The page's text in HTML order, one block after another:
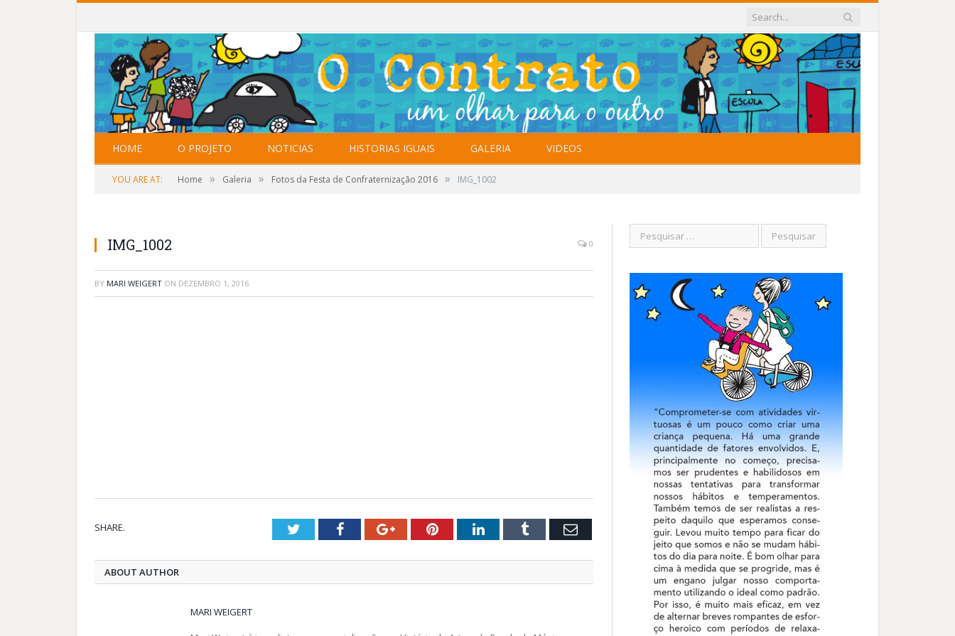
HOME O PROJETO NOTICIAS HISTORIAS IGUAIS GALERIA VIDEOS
YOU ARE AT: Home » Galeria » Fotos da Festa de Confraternização 2016 » IMG_1002
IMG_1002 0
BY MARI WEIGERT ON DEZEMBRO 1, 2016
SHARE. TwitterFacebookGoogle+PinterestLinkedInTumblr Email
ABOUT AUTHOR
MARI WEIGERT